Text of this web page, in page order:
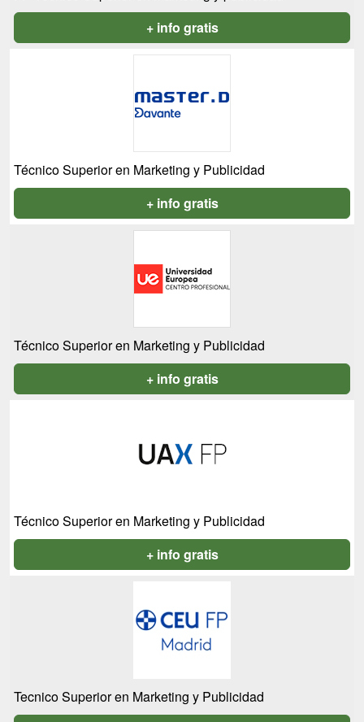
+ info gratis
Técnico Superior en Marketing y Publicidad
+ info gratis
Técnico Superior en Marketing y Publicidad
+ info gratis
Técnico Superior en Marketing y Publicidad
+ info gratis
Tecnico Superior en Marketing y Publicidad